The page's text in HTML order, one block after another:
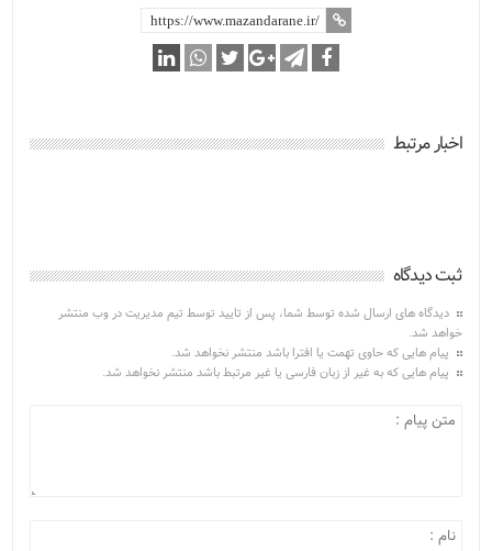
اخبار مرتبط
ثبت دیدگاه
دیدگاه های ارسال شده توسط شما، پس از تایید توسط تیم مدیریت در وب منتشر
خواهد شد.
پیام هایی که حاوی تهمت یا افترا باشد منتشر نخواهد شد.
پیام هایی که به غیر از زبان فارسی یا غیر مرتبط باشد منتشر نخواهد شد.